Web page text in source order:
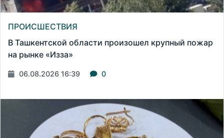
ПРОИСШЕСТВИЯ
В Ташкентской области произошел крупный пожар
на рынке «Изза»
06.08.2026 16:39 0